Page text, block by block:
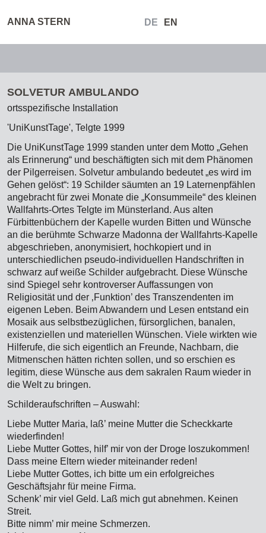
ANNA STERN DE EN
SOLVETUR AMBULANDO
ortsspezifische Installation
'UniKunstTage', Telgte 1999
Die UniKunstTage 1999 standen unter dem Motto „Gehen
als Erinnerung“ und beschäftigten sich mit dem Phänomen
der Pilgerreisen. Solvetur ambulando bedeutet „es wird im
Gehen gelöst“: 19 Schilder säumten an 19 Laternenpfählen
angebracht für zwei Monate die „Konsummeile“ des kleinen
Wallfahrts-Ortes Telgte im Münsterland. Aus alten
Fürbittenbüchern der Kapelle wurden Bitten und Wünsche
an die berühmte Schwarze Madonna der Wallfahrts-Kapelle
abgeschrieben, anonymisiert, hochkopiert und in
unterschiedlichen pseudo-individuellen Handschriften in
schwarz auf weiße Schilder aufgebracht. Diese Wünsche
sind Spiegel sehr kontroverser Auffassungen von
Religiosität und der ‚Funktion’ des Transzendenten im
eigenen Leben. Beim Abwandern und Lesen entstand ein
Mosaik aus selbstbezüglichen, fürsorglichen, banalen,
existenziellen und materiellen Wünschen. Viele wirkten wie
Hilferufe, die sich eigentlich an Freunde, Nachbarn, die
Mitmenschen hätten richten sollen, und so erschien es
legitim, diese Wünsche aus dem sakralen Raum wieder in
die Welt zu bringen.
Schilderaufschriften – Auswahl:
Liebe Mutter Maria, laß’ meine Mutter die Scheckkarte
wiederfinden!
Liebe Mutter Gottes, hilf’ mir von der Droge loszukommen!
Dass meine Eltern wieder miteinander reden!
Liebe Mutter Gottes, ich bitte um ein erfolgreiches
Geschäftsjahr für meine Firma.
Schenk’ mir viel Geld. Laß mich gut abnehmen. Keinen
Streit.
Bitte nimm’ mir meine Schmerzen.